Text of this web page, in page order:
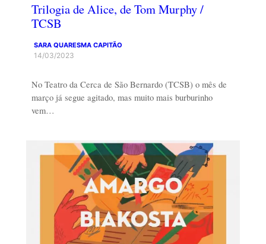
Trilogia de Alice, de Tom Murphy /
TCSB
SARA QUARESMA CAPITÃO
14/03/2023
No Teatro da Cerca de São Bernardo (TCSB) o mês de
março já segue agitado, mas muito mais burburinho
vem…